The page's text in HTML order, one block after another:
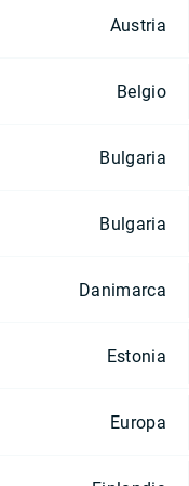
Austria
Belgio
Bulgaria
Bulgaria
Danimarca
Estonia
Europa